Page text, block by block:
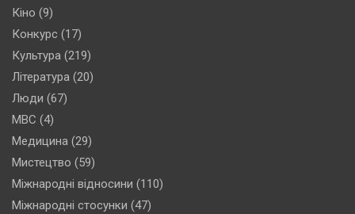
Кіно (9)
Конкурс (17)
Культура (219)
Література (20)
Люди (67)
МВС (4)
Медицина (29)
Мистецтво (59)
Міжнародні відносини (110)
Міжнародні стосунки (47)